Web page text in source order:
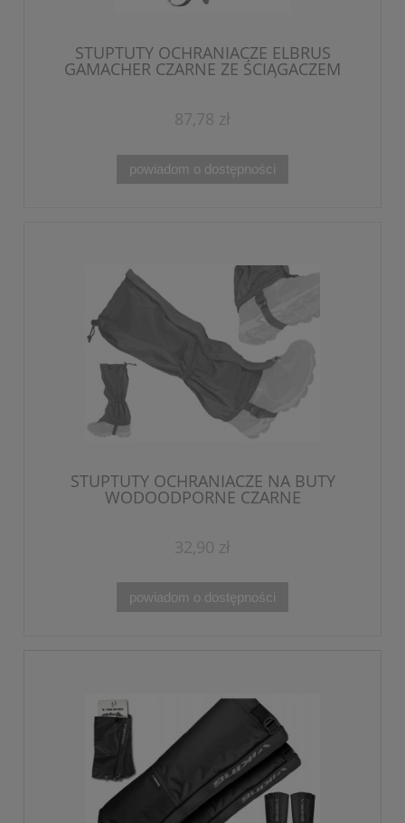
STUPTUTY OCHRANIACZE ELBRUS
GAMACHER CZARNE ZE ŚCIĄGACZEM
PASEK POD BUT / M
87,78 zł
powiadom o dostępności
STUPTUTY OCHRANIACZE NA BUTY
WODOODPORNE CZARNE
32,90 zł
powiadom o dostępności